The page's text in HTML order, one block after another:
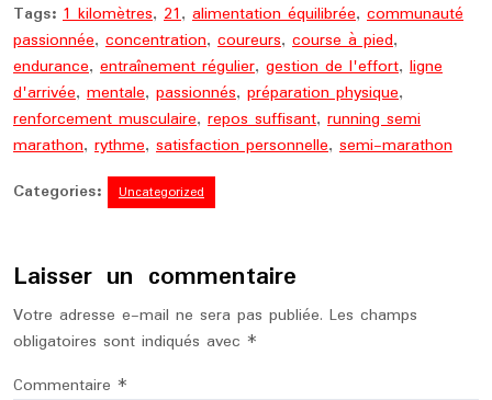
Tags: 1 kilomètres, 21, alimentation équilibrée, communauté
passionnée, concentration, coureurs, course à pied,
endurance, entraînement régulier, gestion de l'effort, ligne
d'arrivée, mentale, passionnés, préparation physique,
renforcement musculaire, repos suffisant, running semi
marathon, rythme, satisfaction personnelle, semi-marathon
Categories:
Uncategorized
Laisser un commentaire
Votre adresse e-mail ne sera pas publiée. Les champs
obligatoires sont indiqués avec *
Commentaire *